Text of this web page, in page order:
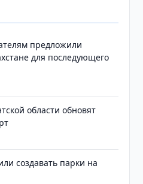
предложили
для последующего
области обновят
создавать парки на